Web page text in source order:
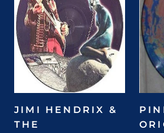
JIMI HENDRIX &
THE